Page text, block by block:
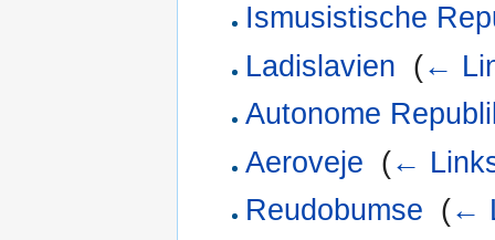
Ismusistische
Ladislavien (←
Autonome
Aeroveje (←
Reudobumse (←